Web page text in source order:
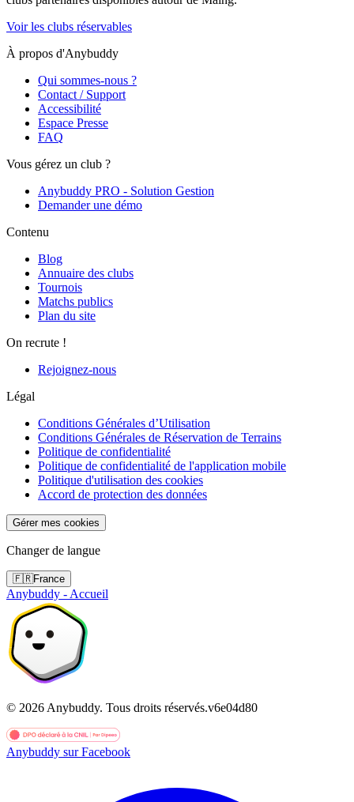
Voir les clubs réservables
À propos d'Anybuddy
Qui sommes-nous ?
Contact / Support
Accessibilité
Espace Presse
FAQ
Vous gérez un club ?
Anybuddy PRO - Solution Gestion
Demander une démo
Contenu
Blog
Annuaire des clubs
Tournois
Matchs publics
Plan du site
On recrute !
Rejoignez-nous
Légal
Conditions Générales d’Utilisation
Conditions Générales de Réservation de Terrains
Politique de confidentialité
Politique de confidentialité de l'application mobile
Politique d'utilisation des cookies
Accord de protection des données
Gérer mes cookies
Changer de langue
🇫🇷France
Anybuddy - Accueil
© 2026 Anybuddy. Tous droits réservés.v6e04d80
Anybuddy sur Facebook